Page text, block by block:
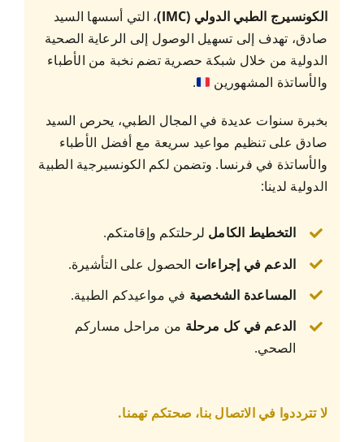
الكونسيرج الطبي الدولي (IMC)
، التي أسسها السيد
صادق، تهدف إلى تسهيل الوصول إلى الرعاية الصحية
الدولية من خلال شبكة حصرية تضم نخبة من الأطباء
والأساتذة المشهورين
.
بخبرة سنوات عديدة في المجال الطبي، يحرص السيد
صادق على تنظيم مواعيد سريعة مع أفضل الأطباء
والأساتذة في فرنسا. وتضمن لكم الكونسيرجية الطبية
الدولية لدينا:
التخطيط الكامل لرحلتكم وإقامتكم.
الدعم في إجراءات الحصول على التأشيرة.
المساعدة الشخصية في مواعيدكم الطبية.
الدعم في كل مرحلة من مراحل مساركم
الصحي.
لا تترددوا في الاتصال بنا، صحتكم تهمنا.